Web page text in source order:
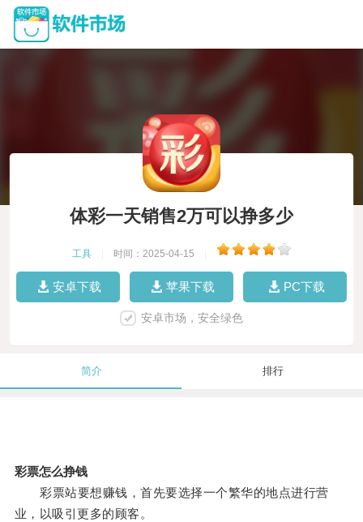
体彩一天销售2万可以挣多少
工具 时间：2025-04-15
安卓下载 苹果下载 PC下载
安卓市场，安全绿色
简介 排行
彩票怎么挣钱
彩票站要想赚钱，首先要选择一个繁华的地点进行营
业，以吸引更多的顾客。